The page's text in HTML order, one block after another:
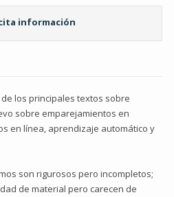
información
los principales textos sobre
sobre emparejamientos en
en línea, aprendizaje automático y
son rigurosos pero incompletos;
de material pero carecen de